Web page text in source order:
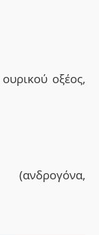
οξέος,